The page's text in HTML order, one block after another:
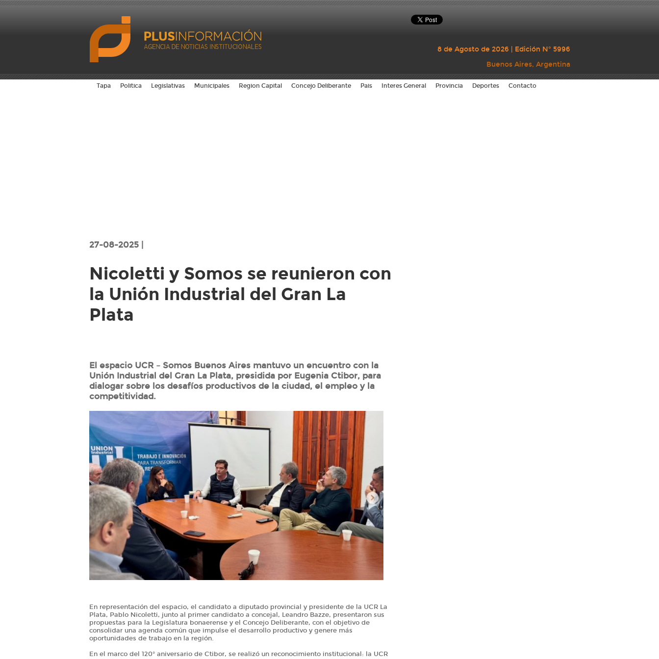
8 de Agosto de 2026 | Edición N° 5996
Buenos Aires, Argentina
Tapa Politica Legislativas Municipales Region Capital Concejo Deliberante Pais Interes General Provincia Deportes Contacto
27-08-2025 |
Nicoletti y Somos se reunieron con
la Unión Industrial del Gran La
Plata
El espacio UCR – Somos Buenos Aires mantuvo un encuentro con la
Unión Industrial del Gran La Plata, presidida por Eugenia Ctibor, para
dialogar sobre los desafíos productivos de la ciudad, el empleo y la
competitividad.
En representación del espacio, el candidato a diputado provincial y presidente de la UCR La
Plata, Pablo Nicoletti, junto al primer candidato a concejal, Leandro Bazze, presentaron sus
propuestas para la Legislatura bonaerense y el Concejo Deliberante, con el objetivo de
consolidar una agenda común que impulse el desarrollo productivo y genere más
oportunidades de trabajo en la región.
En el marco del 120° aniversario de Ctibor, se realizó un reconocimiento institucional: la UCR